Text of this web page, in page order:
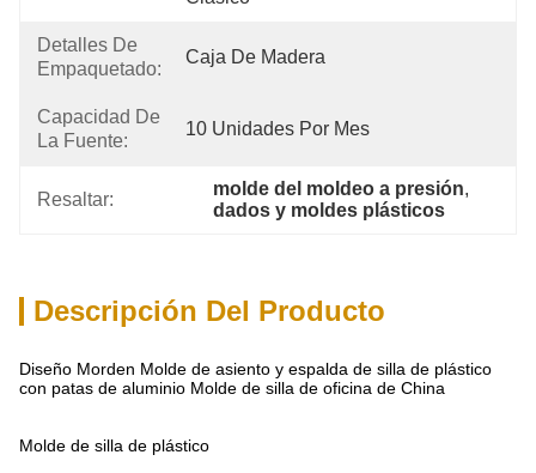
Detalles De
Empaquetado:
Caja De Madera
Capacidad De
La Fuente:
10 Unidades Por Mes
Resaltar:
molde del moldeo a presión,
dados y moldes plásticos
Descripción Del Producto
Diseño Morden Molde de asiento y espalda de silla de plástico
con patas de aluminio Molde de silla de oficina de China
Molde de silla de plástico